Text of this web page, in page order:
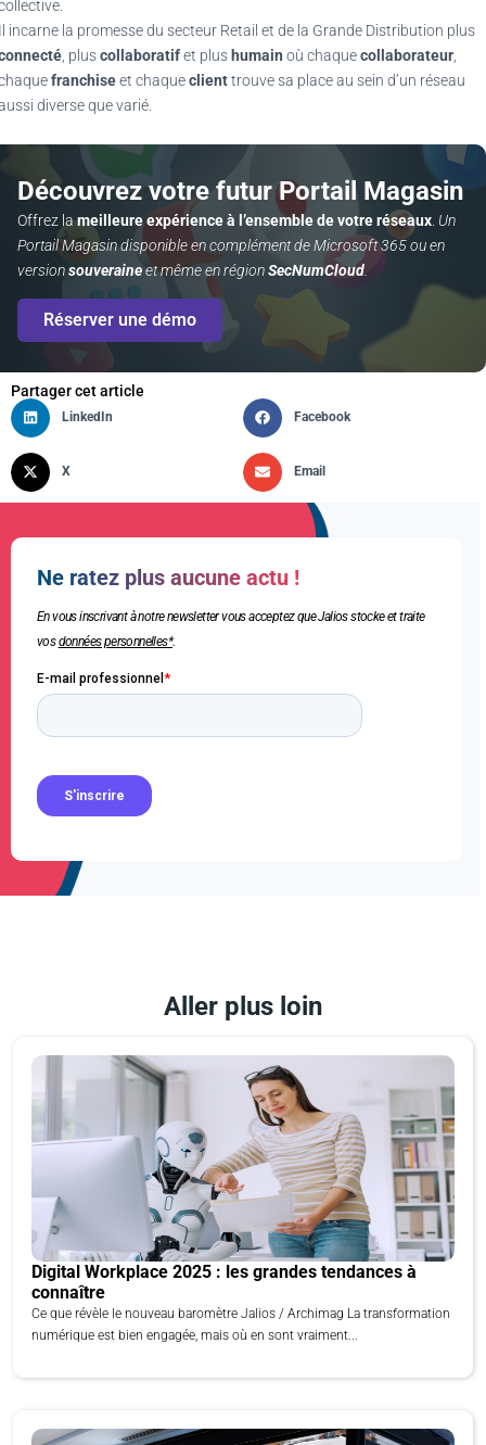
incarne la promesse du secteur Retail et de la Grande Distribution plus
, pluscollaboratifet plushumain où chaquecollaborateur
franchiseet chaqueclienttrouve sa place au sein d’un réseau
diverse que varié.
Découvrez votre futur Portail Magasin
Offrez lameilleure expérience à l’ensemble de votre réseaux Un
Portail Magasin disponible en complément de Microsoft 365 ou en
versionsouveraineet même en régionSecNumCloud
Réserver une démo
Partager cet article
LinkedIn Facebook
X Email
Ne ratez plus aucune actu !
En vous inscrivant à notre newsletter vous acceptez que Jalios stocke et traite
vosdonnées personnelles*.
Aller plus loin
Digital Workplace 2025 : les grandes tendances à
connaître
Ce que révèle le nouveau baromètre Jalios / Archimag La transformation
numérique est bien engagée, mais où en sont vraiment...